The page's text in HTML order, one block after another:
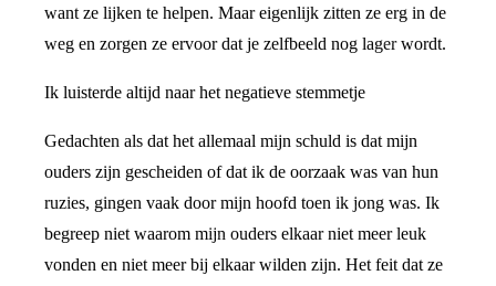
want ze lijken te helpen. Maar eigenlijk zitten ze erg in de
weg en zorgen ze ervoor dat je zelfbeeld nog lager wordt.
Ik luisterde altijd naar het negatieve stemmetje
Gedachten als dat het allemaal mijn schuld is dat mijn
ouders zijn gescheiden of dat ik de oorzaak was van hun
ruzies, gingen vaak door mijn hoofd toen ik jong was. Ik
begreep niet waarom mijn ouders elkaar niet meer leuk
vonden en niet meer bij elkaar wilden zijn. Het feit dat ze